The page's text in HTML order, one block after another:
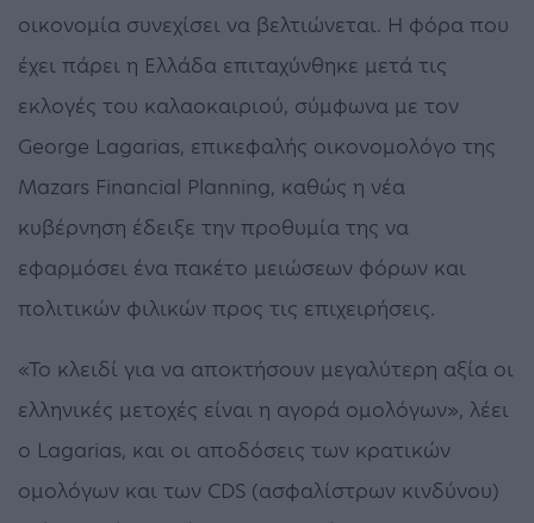
οικονομία συνεχίσει να βελτιώνεται. Η φόρα που
έχει πάρει η Ελλάδα επιταχύνθηκε μετά τις
εκλογές του καλαοκαιριού, σύμφωνα με τον
George Lagarias, επικεφαλής οικονομολόγο της
Mazars Financial Planning, καθώς η νέα
κυβέρνηση έδειξε την προθυμία της να
εφαρμόσει ένα πακέτο μειώσεων φόρων και
πολιτικών φιλικών προς τις επιχειρήσεις.
«Το κλειδί για να αποκτήσουν μεγαλύτερη αξία οι
ελληνικές μετοχές είναι η αγορά ομολόγων», λέει
ο Lagarias, και οι αποδόσεις των κρατικών
ομολόγων και των CDS (ασφαλίστρων κινδύνου)